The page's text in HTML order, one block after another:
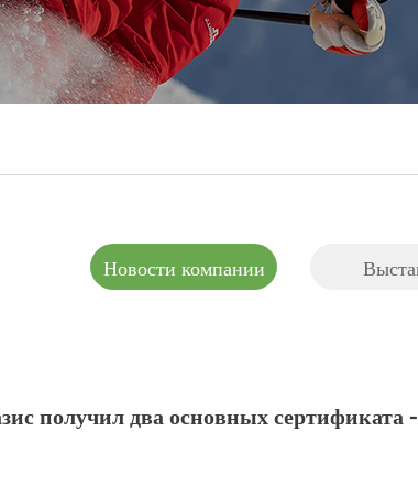
Новости компании
получил два основных сертификата